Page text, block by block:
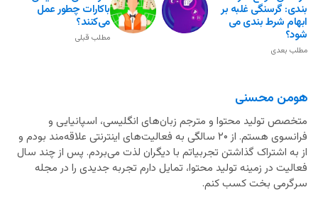
باکارات چطور عمل
می‌کنند؟
مطلب قبلی
بندی: گرسنگی غلبه بر
ابهام شرط بندی می
شود؟
مطلب بعدی
هومن محسنی
متخصص تولید محتوا و مترجم زبان‌های انگلیسی، اسپانیایی و
فرانسوی هستم. از ۲۰ سالگی به فعالیت‌های اینترنتی علاقه‌مند بودم و
از به اشتراک گذاشتن تجربیاتم با دیگران لذت می‌بردم. پس از چند سال
فعالیت در زمینه تولید محتوا، تمایل دارم تجربه جدیدی را در مجله
سرگرمی بخت کسب کنم.